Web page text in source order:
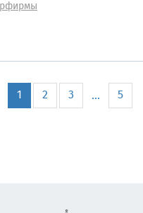
1 2 3 ... 5